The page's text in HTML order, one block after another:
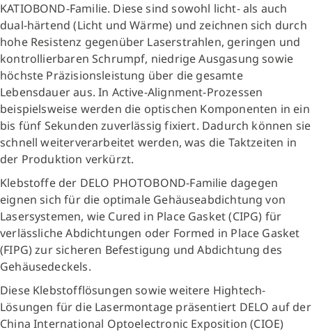
KATIOBOND-Familie. Diese sind sowohl licht- als auch
dual-härtend (Licht und Wärme) und zeichnen sich durch
hohe Resistenz gegenüber Laserstrahlen, geringen und
kontrollierbaren Schrumpf, niedrige Ausgasung sowie
höchste Präzisionsleistung über die gesamte
Lebensdauer aus. In Active-Alignment-Prozessen
beispielsweise werden die optischen Komponenten in ein
bis fünf Sekunden zuverlässig fixiert. Dadurch können sie
schnell weiterverarbeitet werden, was die Taktzeiten in
der Produktion verkürzt.
Klebstoffe der DELO PHOTOBOND-Familie dagegen
eignen sich für die optimale Gehäuseabdichtung von
Lasersystemen, wie Cured in Place Gasket (CIPG) für
verlässliche Abdichtungen oder Formed in Place Gasket
(FIPG) zur sicheren Befestigung und Abdichtung des
Gehäusedeckels.
Diese Klebstofflösungen sowie weitere Hightech-
Lösungen für die Lasermontage präsentiert DELO auf der
China International Optoelectronic Exposition (CIOE)